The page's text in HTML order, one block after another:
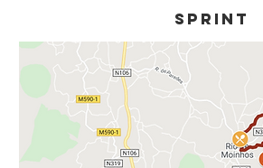
SPRINT